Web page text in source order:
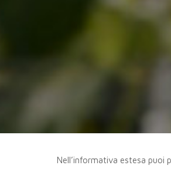
Nell’informativa estesa puoi